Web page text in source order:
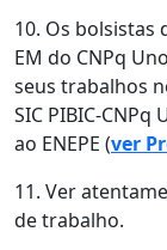
10. Os bolsistas
EM do CNPq
seus trabalhos
SIC PIBIC-
ao ENEPE (ver
11. Ver
de trabalho.